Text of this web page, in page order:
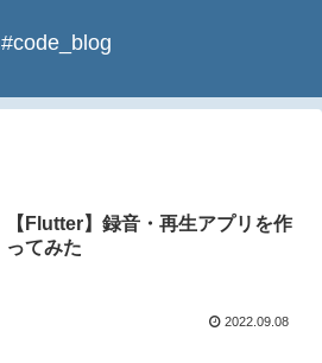
#code_blog
【Flutter】録音・再生アプリを作
ってみた
2022.09.08